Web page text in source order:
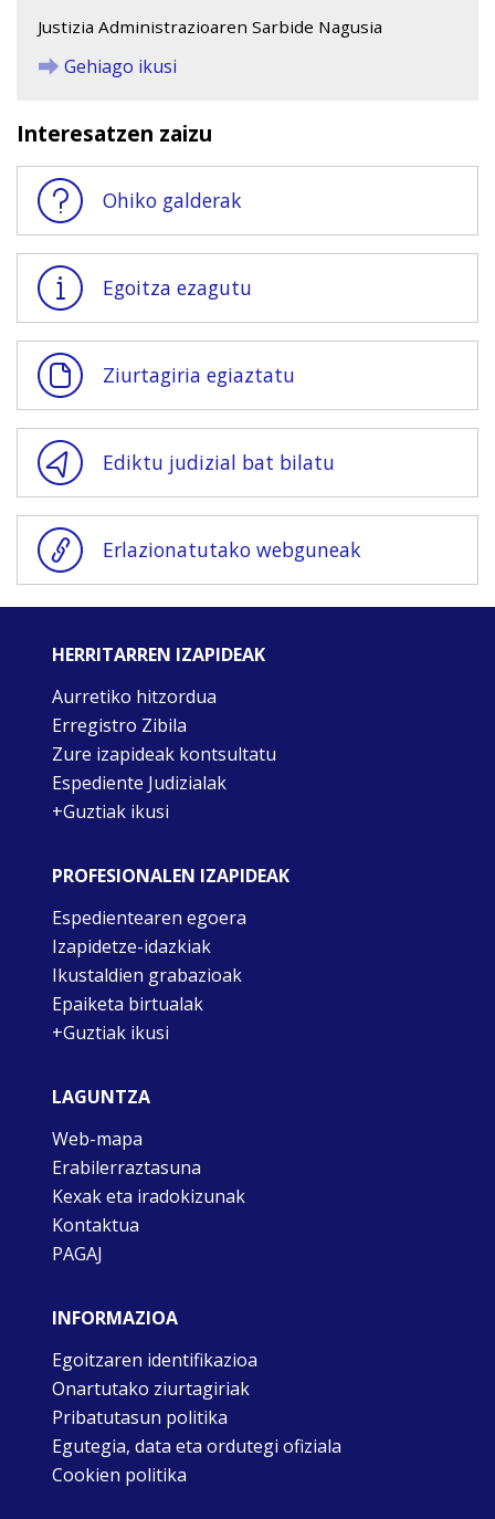
Justizia Administrazioaren Sarbide Nagusia
Gehiago ikusi
Interesatzen zaizu
Ohiko galderak
Egoitza ezagutu
Ziurtagiria egiaztatu
Ediktu judizial bat bilatu
Erlazionatutako webguneak
HERRITARREN IZAPIDEAK
Aurretiko hitzordua
Erregistro Zibila
Zure izapideak kontsultatu
Espediente Judizialak
+Guztiak ikusi
PROFESIONALEN IZAPIDEAK
Espedientearen egoera
Izapidetze-idazkiak
Ikustaldien grabazioak
Epaiketa birtualak
+Guztiak ikusi
LAGUNTZA
Web-mapa
Erabilerraztasuna
Kexak eta iradokizunak
Kontaktua
PAGAJ
INFORMAZIOA
Egoitzaren identifikazioa
Onartutako ziurtagiriak
Pribatutasun politika
Egutegia, data eta ordutegi ofiziala
Cookien politika